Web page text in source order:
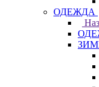
ОДЕЖДА